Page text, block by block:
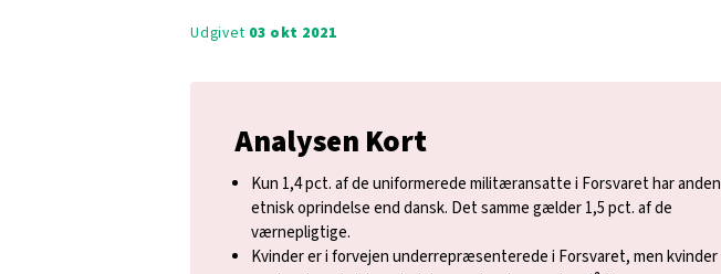
Udgivet 03 okt 2021
Analysen Kort
Kun 1,4 pct. af de uniformerede militæransatte i Forsvaret har anden
etnisk oprindelse end dansk. Det samme gælder 1,5 pct. af de
værnepligtige.
Kvinder er i forvejen underrepræsenterede i Forsvaret, men kvinder